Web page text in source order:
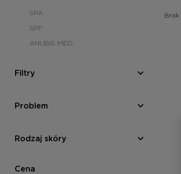
SPA
SPF
ANUBIS MED
Filtry
Problem
Rodzaj skóry
Cena